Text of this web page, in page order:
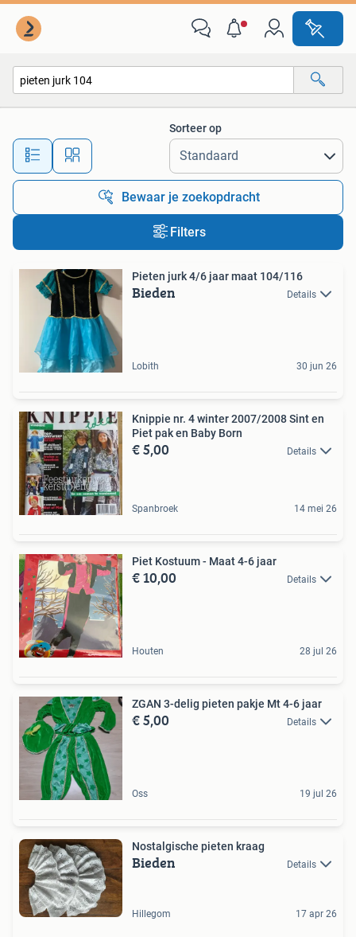
Alle afstanden…
Sorteer op
Bewaar je zoekopdracht
Filters
Pieten jurk 4/6 jaar maat 104/116
Bieden Details
Lobith 30 jun 26
Knippie nr. 4 winter 2007/2008 Sint en
Piet pak en Baby Born
€ 5,00 Details
Spanbroek 14 mei 26
Piet Kostuum - Maat 4-6 jaar
€ 10,00 Details
Houten 28 jul 26
ZGAN 3-delig pieten pakje Mt 4-6 jaar
€ 5,00 Details
Oss 19 jul 26
Nostalgische pieten kraag
Bieden Details
Hillegom 17 apr 26